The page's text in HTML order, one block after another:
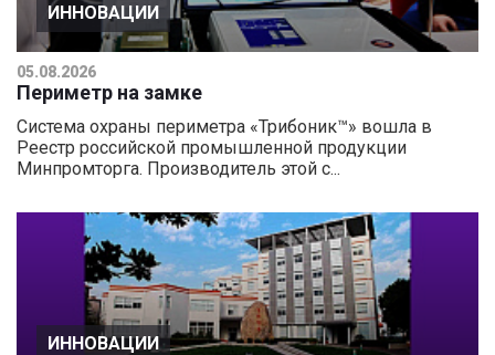
ИННОВАЦИИ
05.08.2026
Периметр на замке
Система охраны периметра «Трибоник™» вошла в
Реестр российской промышленной продукции
Минпромторга. Производитель этой с...
ИННОВАЦИИ